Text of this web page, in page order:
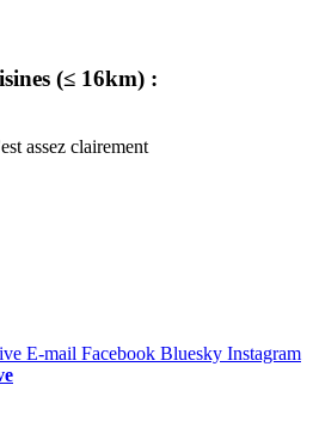
(≤ 16km) :
assez clairement